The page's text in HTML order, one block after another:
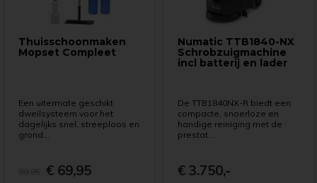
Thuisschoonmaken
Mopset Compleet
Een uitermate geschikt
dweilsysteem voor het
dagelijks snel, streeploos en
grond...
€ 69,95
Numatic TTB1840-NX
Schrobzuigmachine
incl batterij en lader
De TTB1840NX-R biedt een
compacte, snoerloze en
handige reiniging met de
prestat...
€ 3.750,-